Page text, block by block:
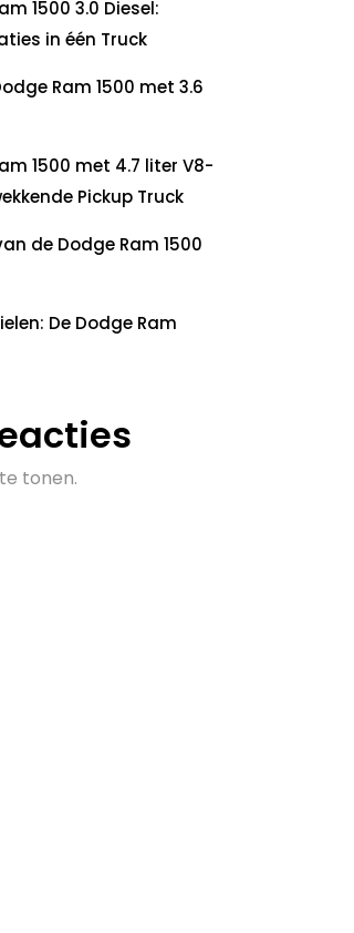
1500 3.0 Diesel:
in één Truck
Ram 1500 met 3.6
1500 met 4.7 liter V8-
Pickup Truck
de Dodge Ram 1500
De Dodge Ram
tonen.